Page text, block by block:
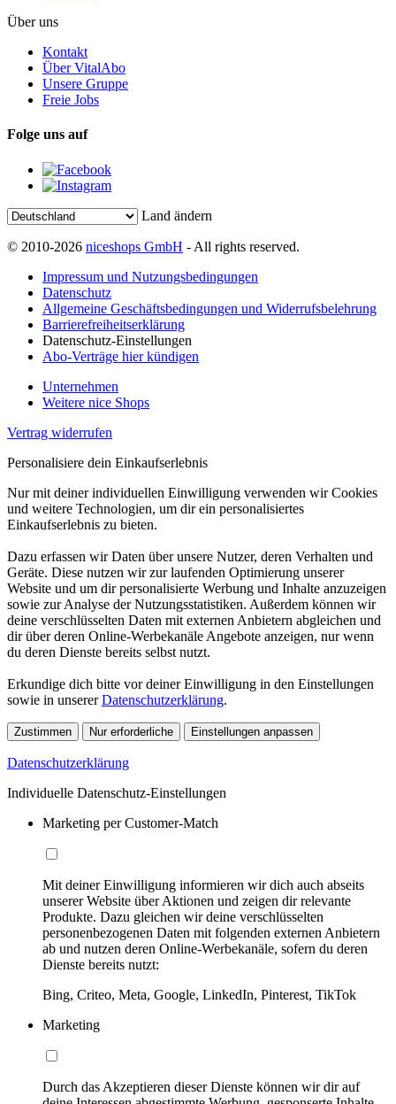
Über uns
Kontakt
Über VitalAbo
Unsere Gruppe
Freie Jobs
Folge uns auf
Land ändern
© 2010-2026 niceshops GmbH - All rights reserved.
Impressum und Nutzungsbedingungen
Datenschutz
Allgemeine Geschäftsbedingungen und Widerrufsbelehrung
Barrierefreiheitserklärung
Datenschutz-Einstellungen
Abo-Verträge hier kündigen
Unternehmen
Weitere nice Shops
Vertrag widerrufen
Personalisiere dein Einkaufserlebnis
Nur mit deiner individuellen Einwilligung verwenden wir Cookies
und weitere Technologien, um dir ein personalisiertes
Einkaufserlebnis zu bieten.
Dazu erfassen wir Daten über unsere Nutzer, deren Verhalten und
Geräte. Diese nutzen wir zur laufenden Optimierung unserer
Website und um dir personalisierte Werbung und Inhalte anzuzeigen
sowie zur Analyse der Nutzungsstatistiken. Außerdem können wir
deine verschlüsselten Daten mit externen Anbietern abgleichen und
dir über deren Online-Werbekanäle Angebote anzeigen, nur wenn
du deren Dienste bereits selbst nutzt.
Erkundige dich bitte vor deiner Einwilligung in den Einstellungen
sowie in unsererDatenschutzerklärung.
Zustimmen Nur erforderliche Einstellungen anpassen
Datenschutzerklärung
Individuelle Datenschutz-Einstellungen
Marketing per Customer-Match
Mit deiner Einwilligung informieren wir dich auch abseits
unserer Website über Aktionen und zeigen dir relevante
Produkte. Dazu gleichen wir deine verschlüsselten
personenbezogenen Daten mit folgenden externen Anbietern
ab und nutzen deren Online-Werbekanäle, sofern du deren
Dienste bereits nutzt:
Bing, Criteo, Meta, Google, LinkedIn, Pinterest, TikTok
Marketing
Durch das Akzeptieren dieser Dienste können wir dir auf